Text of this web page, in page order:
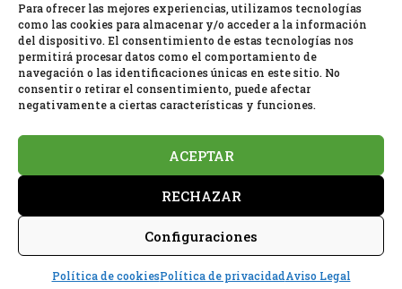
Para ofrecer las mejores experiencias, utilizamos tecnologías
como las cookies para almacenar y/o acceder a la información
del dispositivo. El consentimiento de estas tecnologías nos
permitirá procesar datos como el comportamiento de
navegación o las identificaciones únicas en este sitio. No
consentir o retirar el consentimiento, puede afectar
negativamente a ciertas características y funciones.
ACEPTAR
RECHAZAR
Configuraciones
Política de cookiesPolítica de privacidadAviso Legal
de bioconstruccióny biología del hábitat y el
estándar de medición en baubiologie SBM.
Política de privacidad
Aviso Legal
Política de cookies (UE)
HOSTING Y MANTENIMIENTO:INFOPIRINEO